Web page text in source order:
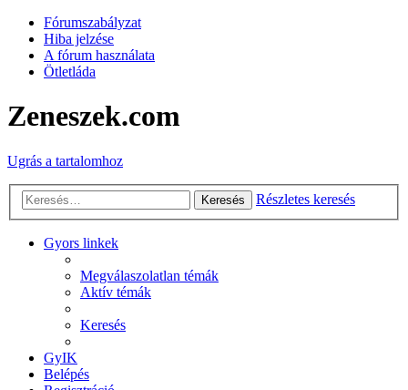
Fórumszabályzat
Hiba jelzése
A fórum használata
Ötletláda
Zeneszek.com
Ugrás a tartalomhoz
Keresés Részletes keresés
Gyors linkek
Megválaszolatlan témák
Aktív témák
Keresés
GyIK
Belépés